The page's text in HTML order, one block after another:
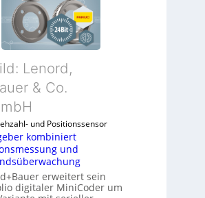
Lenord,
& Co.
und Positionssensor
kombiniert
und
erweitert sein
digitaler MiniCoder um